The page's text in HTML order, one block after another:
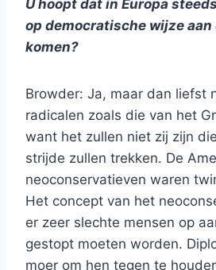
U hoopt dat in Europa
op democratische wijze
komen?
Browder: Ja, maar dan liefst
radicalen zoals die van het
want het zullen niet zij zijn
strijde zullen trekken. De
neoconservatieven waren
Het concept van het
er zeer slechte mensen op
gestopt moeten worden.
moer om hen tegen te